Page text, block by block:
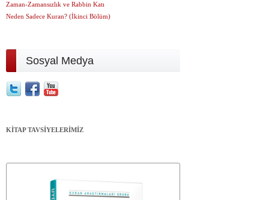
Zaman-Zamansızlık ve Rabbin Katı
Neden Sadece Kuran? (İkinci Bölüm)
Sosyal Medya
KİTAP TAVSİYELERİMİZ